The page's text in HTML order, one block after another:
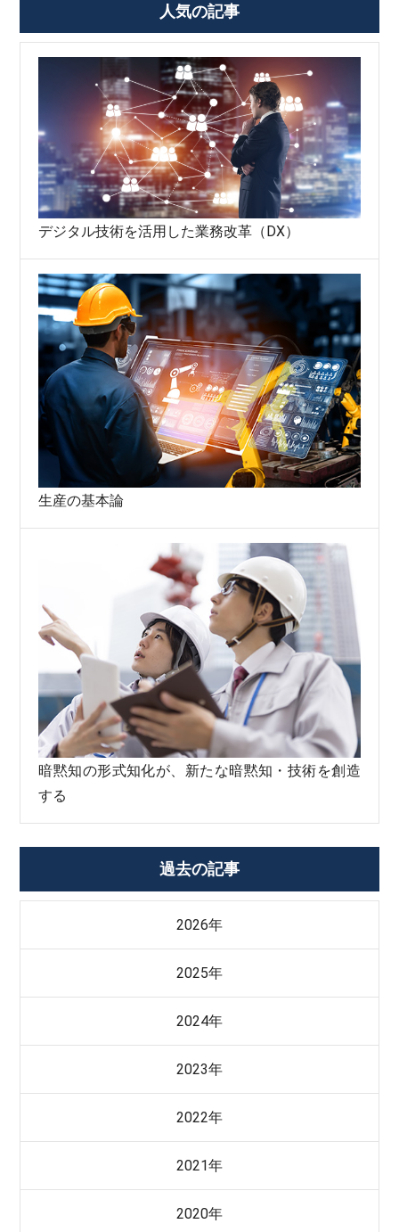
人気の記事
デジタル技術を活用した業務改革（DX）
生産の基本論
暗黙知の形式知化が、新たな暗黙知・技術を創造
する
過去の記事
2026年
2025年
2024年
2023年
2022年
2021年
2020年